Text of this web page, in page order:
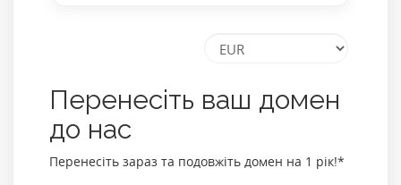
Перенесіть ваш домен
до нас
Перенесіть зараз та подовжіть домен на 1 рік!*